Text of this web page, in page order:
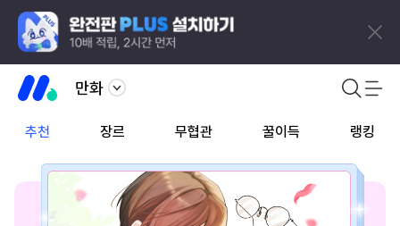
만화
추천 장르 무협관 꿀이득 랭킹